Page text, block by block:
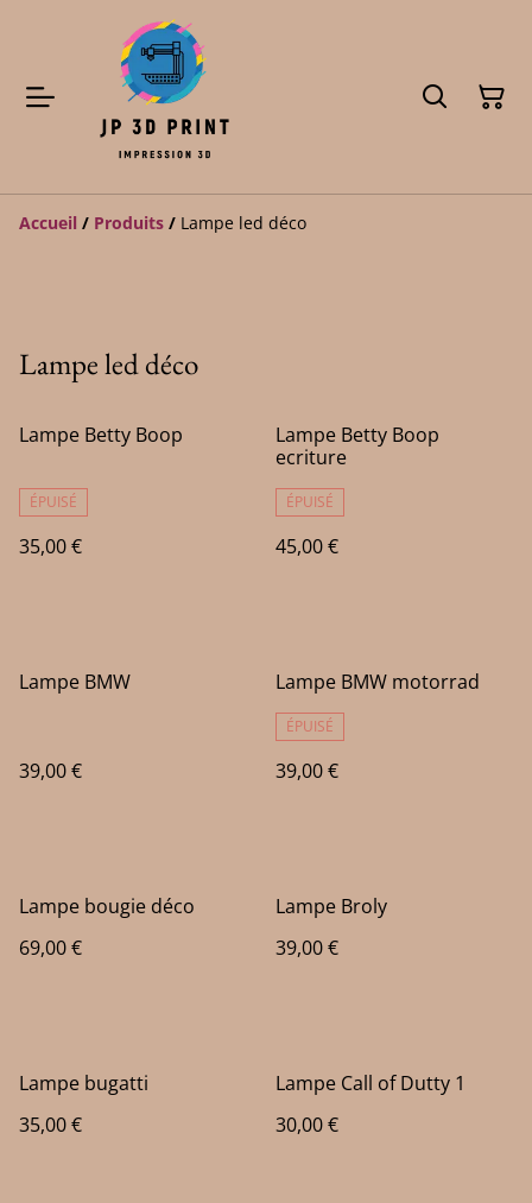
Accueil / Produits / Lampe led déco
Lampe led déco
Lampe Betty Boop
ÉPUISÉ
35,00 €
Lampe Betty Boop
ecriture
ÉPUISÉ
45,00 €
Lampe BMW
39,00 €
Lampe BMW motorrad
ÉPUISÉ
39,00 €
Lampe bougie déco
69,00 €
Lampe Broly
39,00 €
Lampe bugatti
35,00 €
Lampe Call of Dutty 1
30,00 €